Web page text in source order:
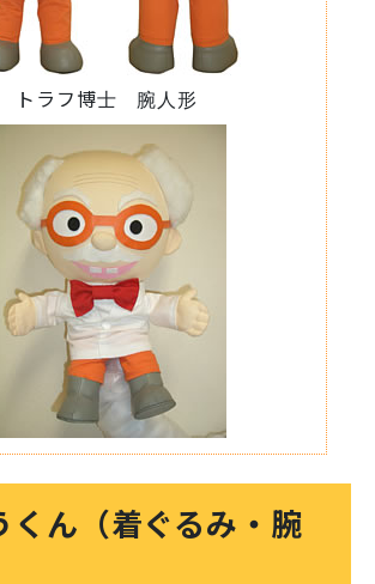
トラフ博士 腕人形
くん（着ぐるみ・腕